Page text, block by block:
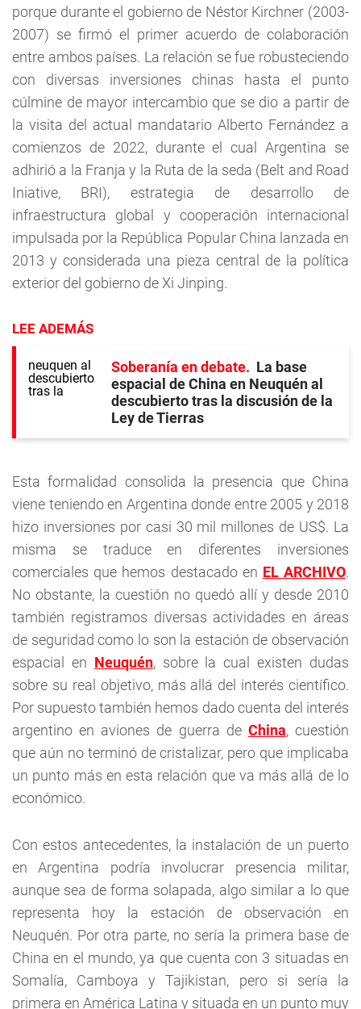
porque durante el gobierno de Néstor Kirchner (2003-
2007) se firmó el primer acuerdo de colaboración
entre ambos países. La relación se fue robusteciendo
con diversas inversiones chinas hasta el punto
cúlmine de mayor intercambio que se dio a partir de
la visita del actual mandatario Alberto Fernández a
comienzos de 2022, durante el cual Argentina se
adhirió a la Franja y la Ruta de la seda (Belt and Road
Iniative, BRI), estrategia de desarrollo de
infraestructura global y cooperación internacional
impulsada por la República Popular China lanzada en
2013 y considerada una pieza central de la política
exterior del gobierno de Xi Jinping.
LEE ADEMÁS
Soberanía en debate
La base
espacial de China en Neuquén al
descubierto tras la discusión de la
Ley de Tierras
Esta formalidad consolida la presencia que China
viene teniendo en Argentina donde entre 2005 y 2018
hizo inversiones por casi 30 mil millones de US$. La
misma se traduce en diferentes inversiones
comerciales que hemos destacado en EL ARCHIVO.
No obstante, la cuestión no quedó allí y desde 2010
también registramos diversas actividades en áreas
de seguridad como lo son la estación de observación
espacial en Neuquén, sobre la cual existen dudas
sobre su real objetivo, más allá del interés científico.
Por supuesto también hemos dado cuenta del interés
argentino en aviones de guerra de China, cuestión
que aún no terminó de cristalizar, pero que implicaba
un punto más en esta relación que va más allá de lo
económico.
Con estos antecedentes, la instalación de un puerto
en Argentina podría involucrar presencia militar,
aunque sea de forma solapada, algo similar a lo que
representa hoy la estación de observación en
Neuquén. Por otra parte, no sería la primera base de
China en el mundo, ya que cuenta con 3 situadas en
Somalía, Camboya y Tajikistan, pero si sería la
primera en América Latina y situada en un punto muy